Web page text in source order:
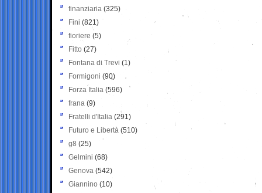
finanziaria (325)
Fini (821)
fioriere (5)
Fitto (27)
Fontana di Trevi (1)
Formigoni (90)
Forza Italia (596)
frana (9)
Fratelli d'Italia (291)
Futuro e Libertà (510)
g8 (25)
Gelmini (68)
Genova (542)
Giannino (10)